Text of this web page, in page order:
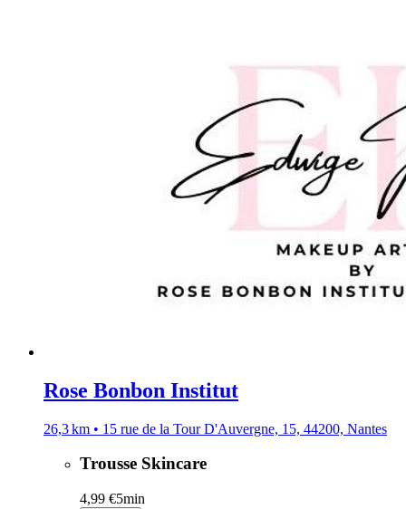
Rose Bonbon Institut
26,3 km • 15 rue de la Tour D'Auvergne, 15, 44200, Nantes
Trousse Skincare
4,99 €5min